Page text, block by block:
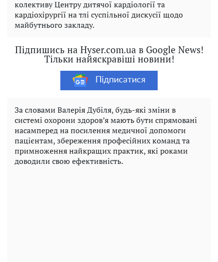
колективу Центру дитячої кардіології та
кардіохірургії на тлі суспільної дискусії щодо
майбутнього закладу.
Підпишись на Hyser.com.ua в Google News!
Тільки найяскравіші новини!
Підписатися
За словами Валерія Дубіля, будь-які зміни в
системі охорони здоров’я мають бути спрямовані
насамперед на посилення медичної допомоги
пацієнтам, збереження професійних команд та
примноження найкращих практик, які роками
доводили свою ефективність.